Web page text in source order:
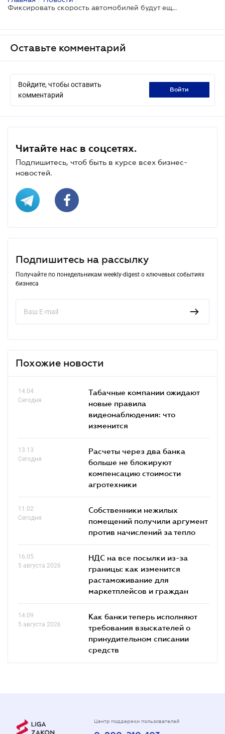
Фиксировать скорость автомобилей будут еще на 24 участках: ссылка на карту
Оставьте комментарий
Войдите, чтобы оставить
комментарий
войти
Читайте нас в соцсетях.
Подпишитесь, чтоб быть в курсе всех бизнес-
новостей.
Подпишитесь на рассылку
Получайте по понедельникам weekly-digest о ключевых событиях
бизнеса
Похожие новости
14.04
Сегодня
Табачные компании ожидают
новые правила
видеонаблюдения: что
изменится
13.13
Сегодня
Расчеты через два банка
больше не блокируют
компенсацию стоимости
агротехники
11.02
Сегодня
Собственники нежилых
помещений получили аргумент
против начислений за тепло
16.05
5 августа 2026
НДС на все посылки из-за
границы: как изменится
растаможивание для
маркетплейсов и граждан
14.09
5 августа 2026
Как банки теперь исполняют
требования взыскателей о
принудительном списании
средств
Центр поддержки пользователей